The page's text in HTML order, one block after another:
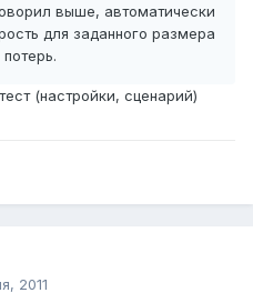
выше, автоматически
для заданного размера
(настройки, сценарий)
2011